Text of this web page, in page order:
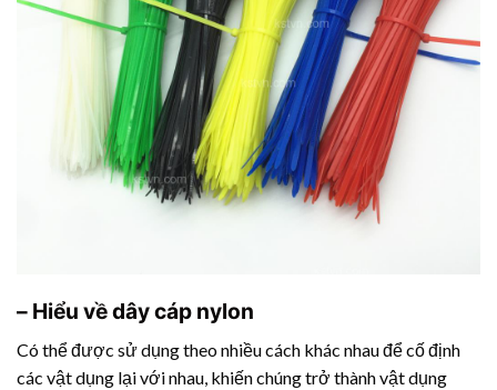
– Hiểu về dây cáp nylon
Có thể được sử dụng theo nhiều cách khác nhau để cố định
các vật dụng lại với nhau, khiến chúng trở thành vật dụng